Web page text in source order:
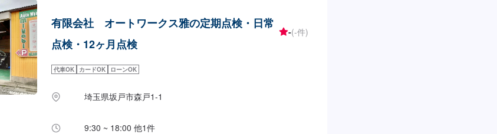
て頂きます。【3】国家整備士が法令整備、お客様のご要望に沿った
整備、部品交換を行い、車輌の整備は完了となります。新しい車検証
が発行されましたら車検完了、納車となります。<代車について>自費
修理、整備に限り代車の貸し出しを無料で行っております。有償での
レンタル貸出も行っております。お気軽にご相談下さい。※代車の燃
日：月曜日営業時間：9:00~18:00
有限会社 オートワークス雅の定期点検・日常
点検・12ヶ月点検
-(-件)
代車OK カードOK ローンOK
埼玉県坂戸市森戸1-1
9:30 ~ 18:00 他1件